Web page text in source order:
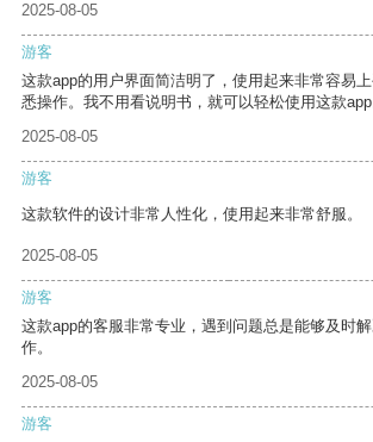
2025-08-05
游客
这款app的用户界面简洁明了，使用起来非常容易
悉操作。我不用看说明书，就可以轻松使用这款app
2025-08-05
游客
这款软件的设计非常人性化，使用起来非常舒服。
2025-08-05
游客
这款app的客服非常专业，遇到问题总是能够及时
作。
2025-08-05
游客